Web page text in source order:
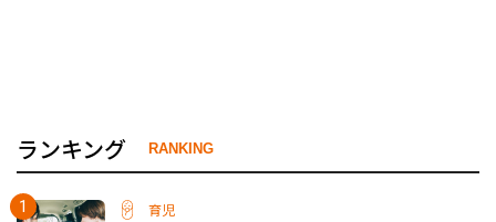
ランキング RANKING
育児